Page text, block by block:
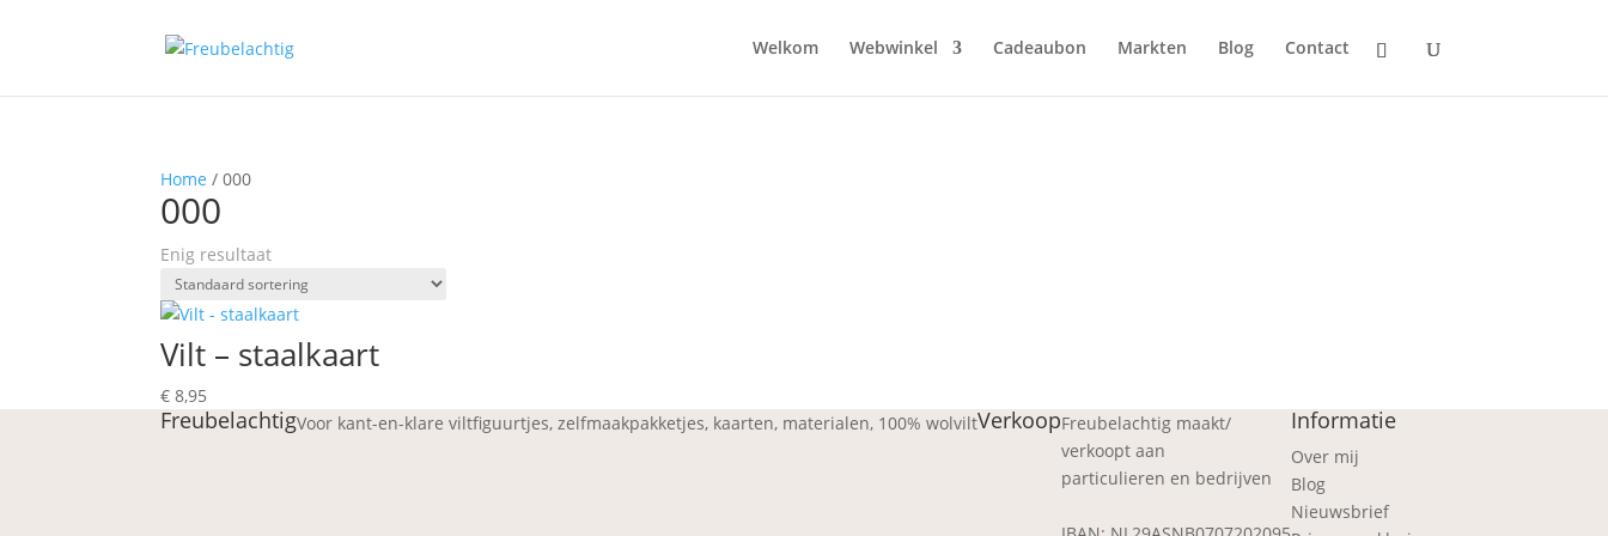
Welkom Webwinkel Cadeaubon Markten Blog Contact
Home / 000
000
Enig resultaat
Vilt – staalkaart
€ 8,95
FreubelachtigVoor kant-en-klare viltfiguurtjes, zelfmaakpakketjes, kaarten, materialen, 100% wolviltVerkoopFreubelachtig maakt/
verkoopt aan
particulieren en bedrijven
Informatie
Over mij
Blog
Nieuwsbrief